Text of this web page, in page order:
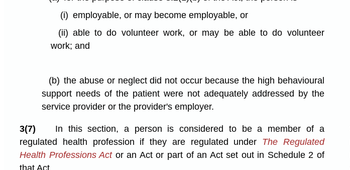
(i) employable, or may become employable, or
(ii) able to do volunteer work, or may be able to do volunteer
work; and
(b) the abuse or neglect did not occur because the high behavioural
support needs of the patient were not adequately addressed by the
service provider or the provider's employer.
3(7)
In this section, a person is considered to be a member of a
regulated health profession if they are regulated under The Regulated
Health Professions Actor an Act or part of an Act set out in Schedule 2 of
that Act.